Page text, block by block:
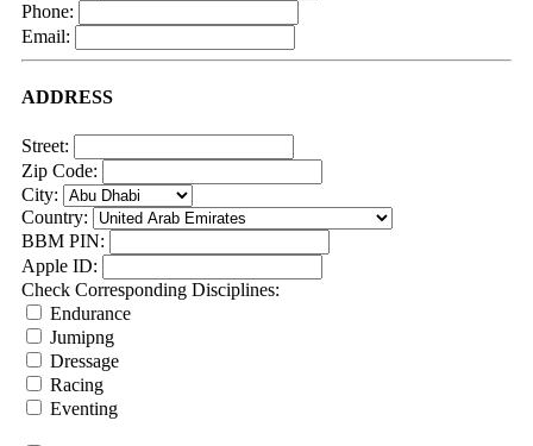
Phone:
Email:
ADDRESS
Street:
Zip Code:
City:
Country:
BBM PIN:
Apple ID:
Check Corresponding Disciplines:
Endurance
Jumipng
Dressage
Racing
Eventing